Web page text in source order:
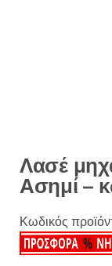
Λασέ
Ασημί –
Κωδικός